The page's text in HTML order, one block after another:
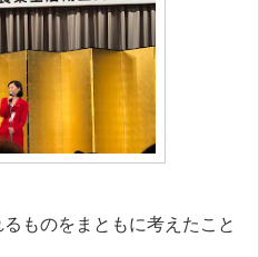
ものをまともに考えたこと